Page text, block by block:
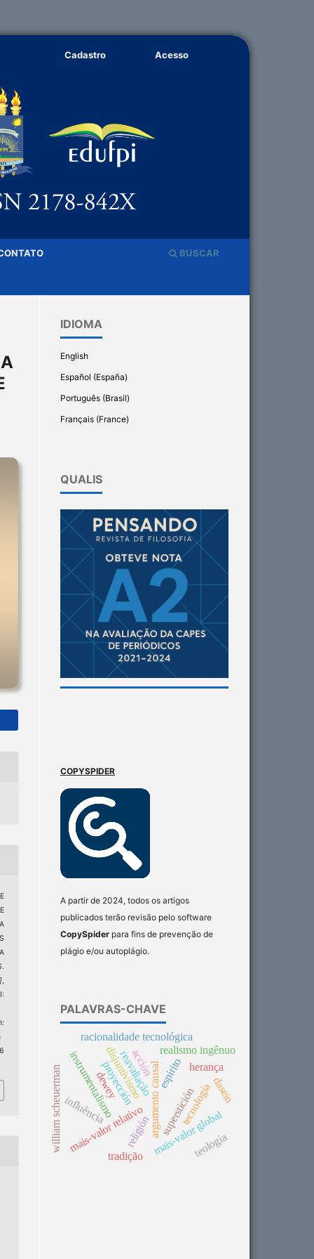
BUSCAR
Cadastro Acesso
,
IDIOMA
English
Español (España)
Português (Brasil)
Français (France)
QUALIS
COPYSPIDER
A partir de 2024, todos os artigos
publicados terão revisão pelo software
CopySpider para fins de prevenção de
plágio e/ou autoplágio.
PALAVRAS-CHAVE
argumento causalsuperstición
proyección
mais-valor global
mais-valor relativo
disjuntivismo
religión
realismo ingênuo
racionalidade tecnológica
tecnología
instrumentalismo
dewey
teología
espirito
influência
william scheuerman dasein
herança
reavaliação
tradição
acción